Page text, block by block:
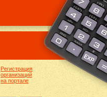
Регистрация
организаций
на портале